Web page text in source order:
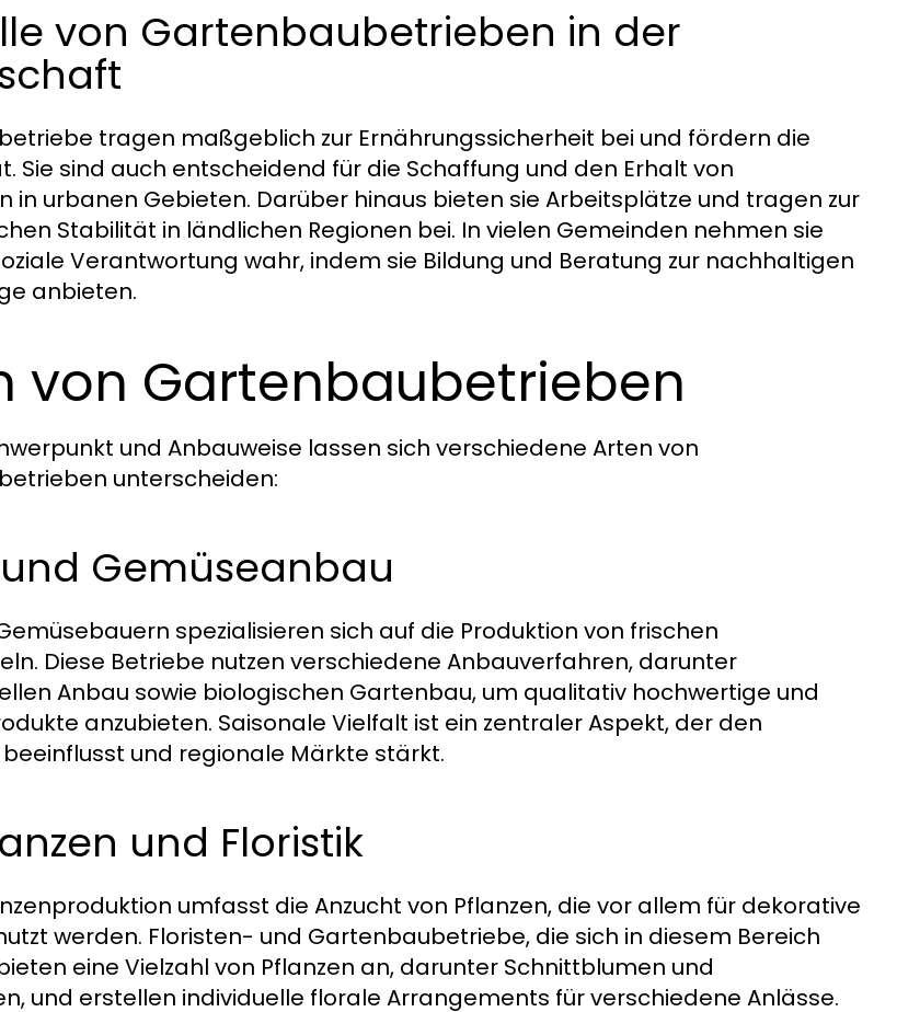
von Gartenbaubetrieben in der
tragen maßgeblich zur Ernährungssicherheit bei und fördern die
Sie sind auch entscheidend für die Schaffung und den Erhalt von
in urbanen Gebieten. Darüber hinaus bieten sie Arbeitsplätze und tragen zur
Stabilität in ländlichen Regionen bei. In vielen Gemeinden nehmen sie
Verantwortung wahr, indem sie Bildung und Beratung zur nachhaltigen
anbieten.
von Gartenbaubetrieben
und Anbauweise lassen sich verschiedene Arten von
unterscheiden:
Gemüseanbau
spezialisieren sich auf die Produktion von frischen
Diese Betriebe nutzen verschiedene Anbauverfahren, darunter
Anbau sowie biologischen Gartenbau, um qualitativ hochwertige und
anzubieten. Saisonale Vielfalt ist ein zentraler Aspekt, der den
und regionale Märkte stärkt.
und Floristik
umfasst die Anzucht von Pflanzen, die vor allem für dekorative
werden. Floristen- und Gartenbaubetriebe, die sich in diesem Bereich
eine Vielzahl von Pflanzen an, darunter Schnittblumen und
und erstellen individuelle florale Arrangements für verschiedene Anlässe.